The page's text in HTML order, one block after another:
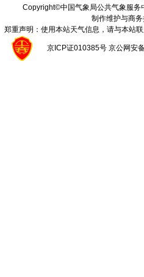
Copyright©中国气象局公共气象服
制作维护与商
郑重声明：使用本站天气信息，请与本站
京ICP证010385号 京公网安